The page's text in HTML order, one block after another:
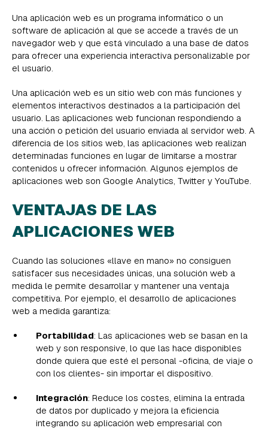
Una aplicación web es un programa informático o un
software de aplicación al que se accede a través de un
navegador web y que está vinculado a una base de datos
para ofrecer una experiencia interactiva personalizable por
el usuario.
Una aplicación web es un sitio web con más funciones y
elementos interactivos destinados a la participación del
usuario. Las aplicaciones web funcionan respondiendo a
una acción o petición del usuario enviada al servidor web. A
diferencia de los sitios web, las aplicaciones web realizan
determinadas funciones en lugar de limitarse a mostrar
contenidos u ofrecer información. Algunos ejemplos de
aplicaciones web son Google Analytics, Twitter y YouTube.
VENTAJAS DE LAS
APLICACIONES WEB
Cuando las soluciones «llave en mano» no consiguen
satisfacer sus necesidades únicas, una solución web a
medida le permite desarrollar y mantener una ventaja
competitiva. Por ejemplo, el desarrollo de aplicaciones
web a medida garantiza:
Portabilidad: Las aplicaciones web se basan en la
web y son responsive, lo que las hace disponibles
donde quiera que esté el personal -oficina, de viaje o
con los clientes- sin importar el dispositivo.
Integración: Reduce los costes, elimina la entrada
de datos por duplicado y mejora la eficiencia
integrando su aplicación web empresarial con